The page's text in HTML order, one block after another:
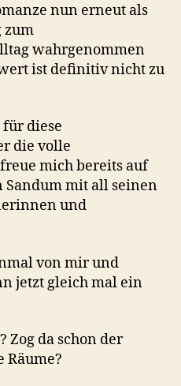
nun erneut als
zum
wahrgenommen
ist definitiv nicht zu
diese
die volle
mich bereits auf
Sandum mit all seinen
und
von mir und
jetzt gleich mal ein
Zog da schon der
Räume?